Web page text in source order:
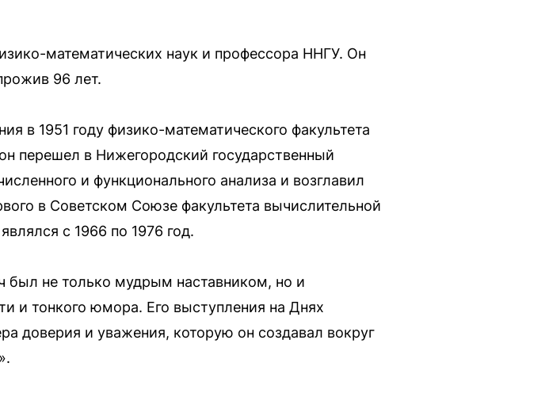
математических наук и профессора ННГУ. Он
96 лет.
в 1951 году физико-математического факультета
перешел в Нижегородский государственный
и функционального анализа и возглавил
в Советском Союзе факультета вычислительной
с 1966 по 1976 год.
был не только мудрым наставником, но и
и тонкого юмора. Его выступления на Днях
доверия и уважения, которую он создавал вокруг